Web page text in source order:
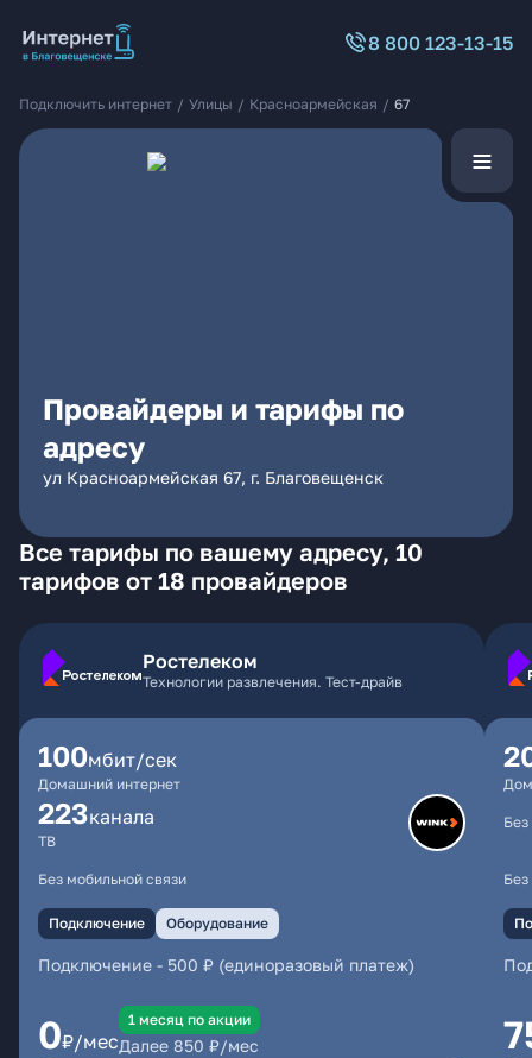
8 800 123-13-15
Подключить интернет / Улицы / Красноармейская / 67
Провайдеры и тарифы по
адресу
ул Красноармейская 67, г. Благовещенск
Все тарифы по вашему адресу, 10
тарифов от 18 провайдеров
Ростелеком
Технологии развлечения. Тест-драйв
100мбит/сек
Домашний интернет
223каналa
ТВ
Без мобильной связи
Подключение Оборудование
Подключение - 500 ₽ (единоразовый платеж)
0₽/мес
1 месяц по акции
Далее 850 ₽/мес